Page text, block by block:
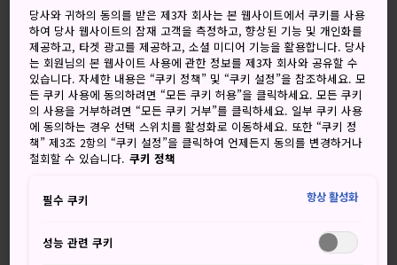
환승 정보 받기
키워드 지도
박진감 넘치는 축제와 ‘본덴'을 신
사에 봉납하는 행렬
에서 열리는 축
제입니다. 아이들과 마을 사람, 직장인까지 무리를 지어 ‘본
당사와 귀하의 동의를 받은 제3자 회사는 본 웹사이트에서 쿠키를 사용
하여 당사 웹사이트의 잠재 고객을 측정하고, 향상된 기능 및 개인화를
제공하고, 타겟 광고를 제공하고, 소셜 미디어 기능을 활용합니다. 당사
는 회원님의 본 웹사이트 사용에 관한 정보를 제3자 회사와 공유할 수
있습니다. 자세한 내용은 “쿠키 정책” 및 “쿠키 설정”을 참조하세요. 모
든 쿠키 사용에 동의하려면 “모든 쿠키 허용”을 클릭하세요. 모든 쿠키
의 사용을 거부하려면 “모든 쿠키 거부”를 클릭하세요. 일부 쿠키 사용
에 동의하는 경우 선택 스위치를 활성화로 이동하세요. 또한 “쿠키 정
책” 제3조 2항의 “쿠키 설정”을 클릭하여 언제든지 동의를 변경하거나
철회할 수 있습니다. 쿠키 정책
필수 쿠키 항상 활성화
성능 관련 쿠키